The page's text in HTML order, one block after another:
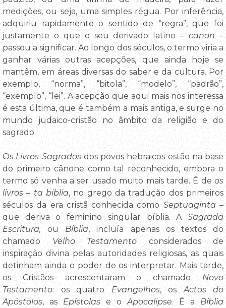
medições, ou seja, uma simples régua. Por inferência,
adquiriu rapidamente o sentido de “regra”, que foi
justamente o que o seu derivado latino –canon –
passou a significar. Ao longo dos séculos, o termo viria a
ganhar várias outras acepções, que ainda hoje se
mantêm, em áreas diversas do saber e da cultura. Por
exemplo, “norma”, “bitola”, “modelo”, “padrão”,
“exemplo”, “lei”. A acepção que aqui mais nos interessa
é esta última, que é também a mais antiga, e surge no
mundo judaico-cristão no âmbito da religião e do
sagrado.
Os Livros Sagrados dos povos hebraicos estão na base
do primeiro cânone como tal reconhecido, embora o
termo só venha a ser usado muito mais tarde. É de os
livros – ta biblia, no grego da tradução dos primeiros
séculos da era cristã conhecida como Septuaginta –
que deriva o feminino singular bíblia. A Sagrada
Escritura, ou Bíblia, incluía apenas os textos do
chamado Velho Testamento considerados de
inspiração divina pelas autoridades religiosas, as quais
detinham ainda o poder de os interpretar. Mais tarde,
os Cristãos acrescentaram o chamado Novo
Testamento: os quatro Evangelhos, os Actos do
Apóstolos, as Epístolas e o Apocalipse. É a Bíblia